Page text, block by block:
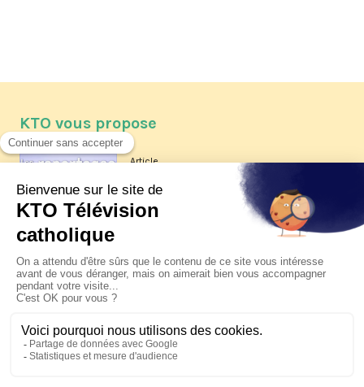
KTO vous propose
Article
Les reportages d'été 2026 de KTO
La visite pastorale du pape Léon
XIV à Assise à suivre sur KTO le
jeudi 6 août
Le pape en Uruguay, Argentine et
Pérou du 6 au 17 novembre 2026